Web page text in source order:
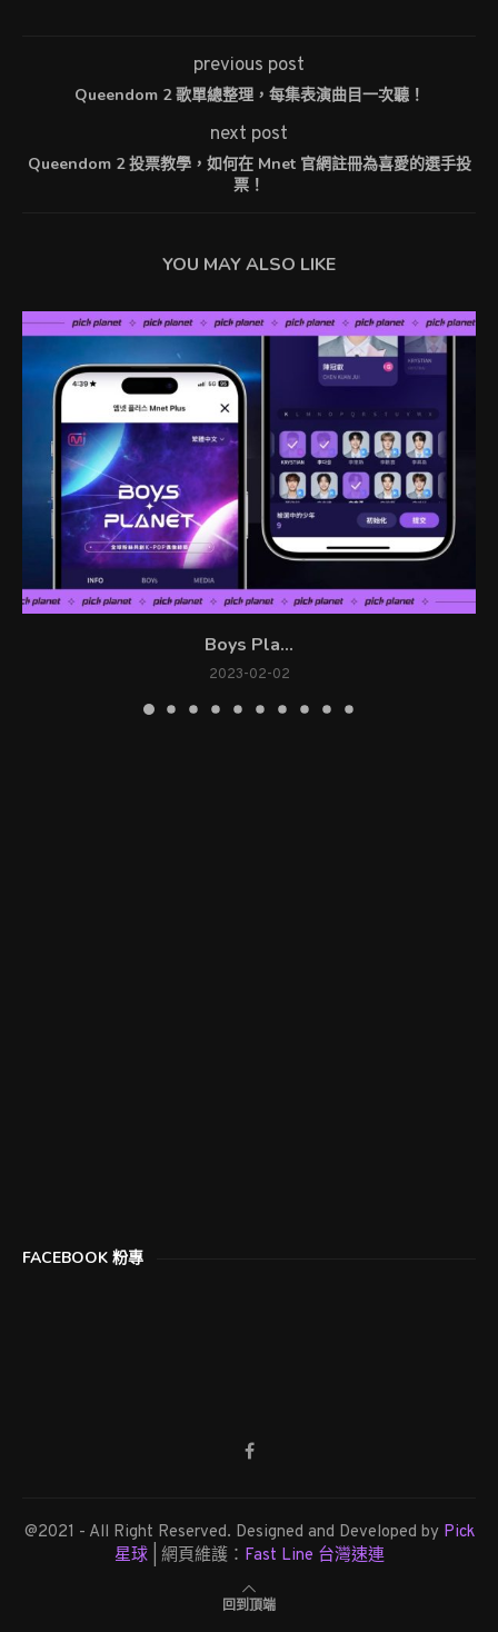
previous post
Queendom 2 歌單總整理，每集表演曲目一次聽！
next post
Queendom 2 投票教學，如何在 Mnet 官網註冊為喜愛的選手投
票！
YOU MAY ALSO LIKE
Boys Pla...
2023-02-02
FACEBOOK 粉專
@2021 - All Right Reserved. Designed and Developed by Pick
星球| 網頁維護： Fast Line 台灣速連
回到頂端